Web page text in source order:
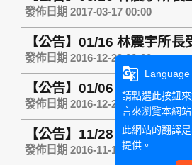
語文學系擔任系所諮議會議
發佈日期 2017-03-17 00:00
【公告】01/16 林震宇所長
語學院演講
發佈日期 2016-12-29 00:00
【公告】01/06 林震宇所長
班牙語文學系演講
發佈日期 2016-12-29 00:00
【公告】11/28 林震宇所長
班牙語文學系演講
發佈日期 2016-11-16 00:00
g_translate
Language
請點選此按鈕
言來瀏覽本網站
此網站的翻譯
提供。